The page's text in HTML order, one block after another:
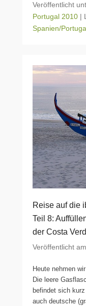
Veröffentlicht
Portugal 2010 |
Spanien/
Reise auf die
Teil 8:
der Costa
Veröffentlicht am
Heute nehmen
Die leere
befindet sich
auch deutsche